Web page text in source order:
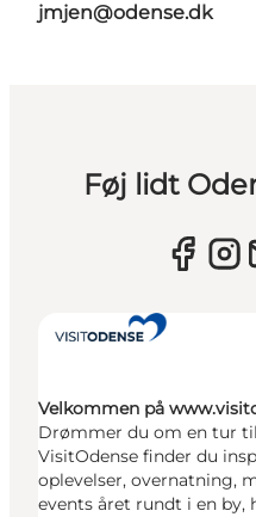
jmjen@odense.dk
Føj lidt
Velkommen på
Drømmer du om en tur til
VisitOdense finder du
oplevelser, overnatning,
events året rundt i en